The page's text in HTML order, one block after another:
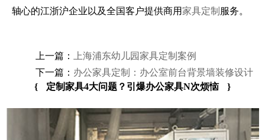
轴心的江浙沪企业以及全国客户提供商用 家具定制 服务。
上一篇：
上海浦东幼儿园家具定制案例
下一篇： 办公家具定制：办公室前台背景墙装修设计
{
定制家具4大问题？引爆办公家具N次烦恼 }